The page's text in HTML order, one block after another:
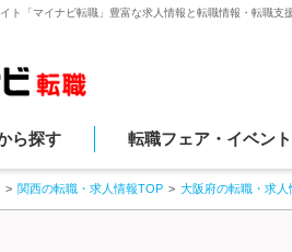
ト「マイナビ転職」豊富な求人情報と転職情報・転職支
ら探す 転職フェア・イベント
関西の転職・求人情報TOP 大阪府の転職・求人